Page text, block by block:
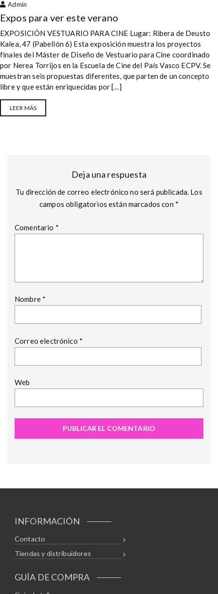
Admin
Expos para ver este verano
EXPOSICIÓN VESTUARIO PARA CINE Lugar: Ribera de Deusto
Kalea, 47 (Pabellón 6) Esta exposición muestra los proyectos
finales del Máster de Diseño de Vestuario para Cine coordinado
por Nerea Torrijos en la Escuela de Cine del País Vasco ECPV. Se
muestran seis propuestas diferentes, que parten de un concepto
libre y que están enriquecidas por […]
LEER MÁS
Deja una respuesta
Tu dirección de correo electrónico no será publicada. Los
campos obligatorios están marcados con *
Comentario *
Nombre *
Correo electrónico *
Web
INFORMACIÓN
Contacto
Tiendas y distribuidores
GUÍA DE COMPRA